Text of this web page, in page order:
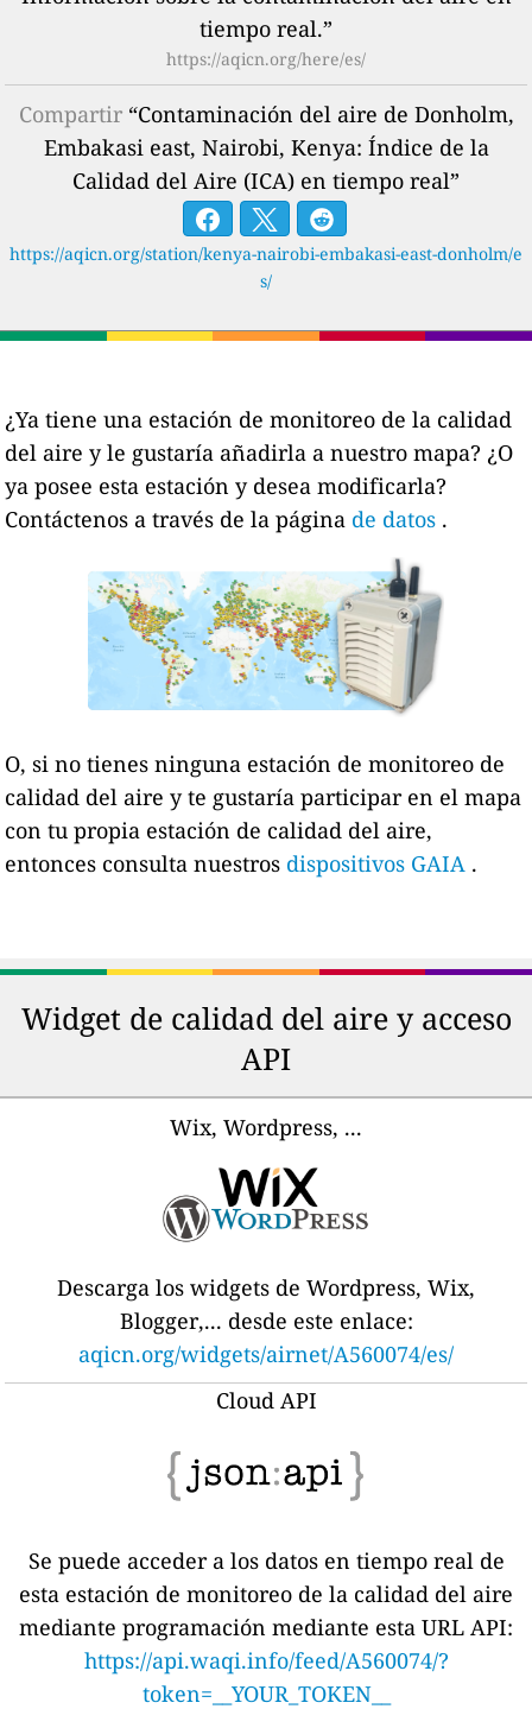
tiempo real.”
https://aqicn.org/here/es/
Compartir“Contaminación del aire de Donholm,
Embakasi east, Nairobi, Kenya: Índice de la
Calidad del Aire (ICA) en tiempo real”
https://aqicn.org/station/kenya-nairobi-embakasi-east-donholm/e
s/
¿Ya tiene una estación de monitoreo de la calidad
del aire y le gustaría añadirla a nuestro mapa? ¿O
ya posee esta estación y desea modificarla?
Contáctenos a través de la página de datos .
O, si no tienes ninguna estación de monitoreo de
calidad del aire y te gustaría participar en el mapa
con tu propia estación de calidad del aire,
entonces consulta nuestros dispositivos GAIA .
Widget de calidad del aire y acceso
API
Wix, Wordpress, ...
Descarga los widgets de Wordpress, Wix,
Blogger,... desde este enlace:
aqicn.org/widgets/airnet/A560074/es/
Cloud API
Se puede acceder a los datos en tiempo real de
esta estación de monitoreo de la calidad del aire
mediante programación mediante esta URL API:
https://api.waqi.info/feed/A560074/?
token=__YOUR_TOKEN__